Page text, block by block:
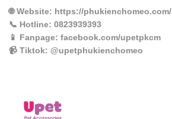
🌐Website: https://phukienchomeo.com/
📞 Hotline: 0823939393
📱 Fanpage: facebook.com/upetpkcm
📹 Tiktok: @upetphukienchomeo